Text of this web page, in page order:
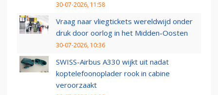
30-07-2026, 11:58
Vraag naar vliegtickets wereldwijd onder
druk door oorlog in het Midden-Oosten
30-07-2026, 10:36
SWISS-Airbus A330 wijkt uit nadat
koptelefoonoplader rook in cabine
veroorzaakt